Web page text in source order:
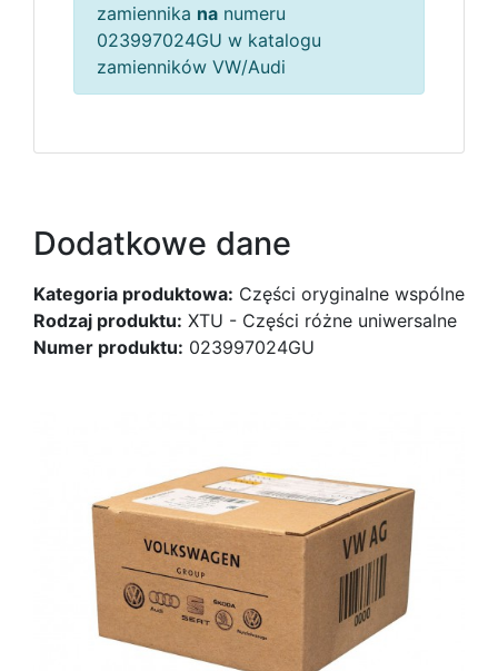
zamiennika na numeru
023997024GU w katalogu
zamienników VW/Audi
Dodatkowe dane
Kategoria produktowa: Części oryginalne wspólne
Rodzaj produktu: XTU - Części różne uniwersalne
Numer produktu: 023997024GU